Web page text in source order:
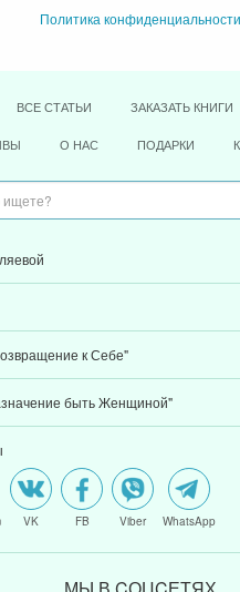
Политика конфиденциальности
ВСЕ СТАТЬИ ЗАКАЗАТЬ КНИГИ
О НАС ПОДАРКИ
к Себе"
быть Женщиной"
VK FB Viber WhatsApp